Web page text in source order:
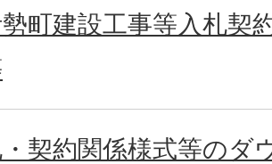
町建設工事等入札契
・契約関係様式等のダ